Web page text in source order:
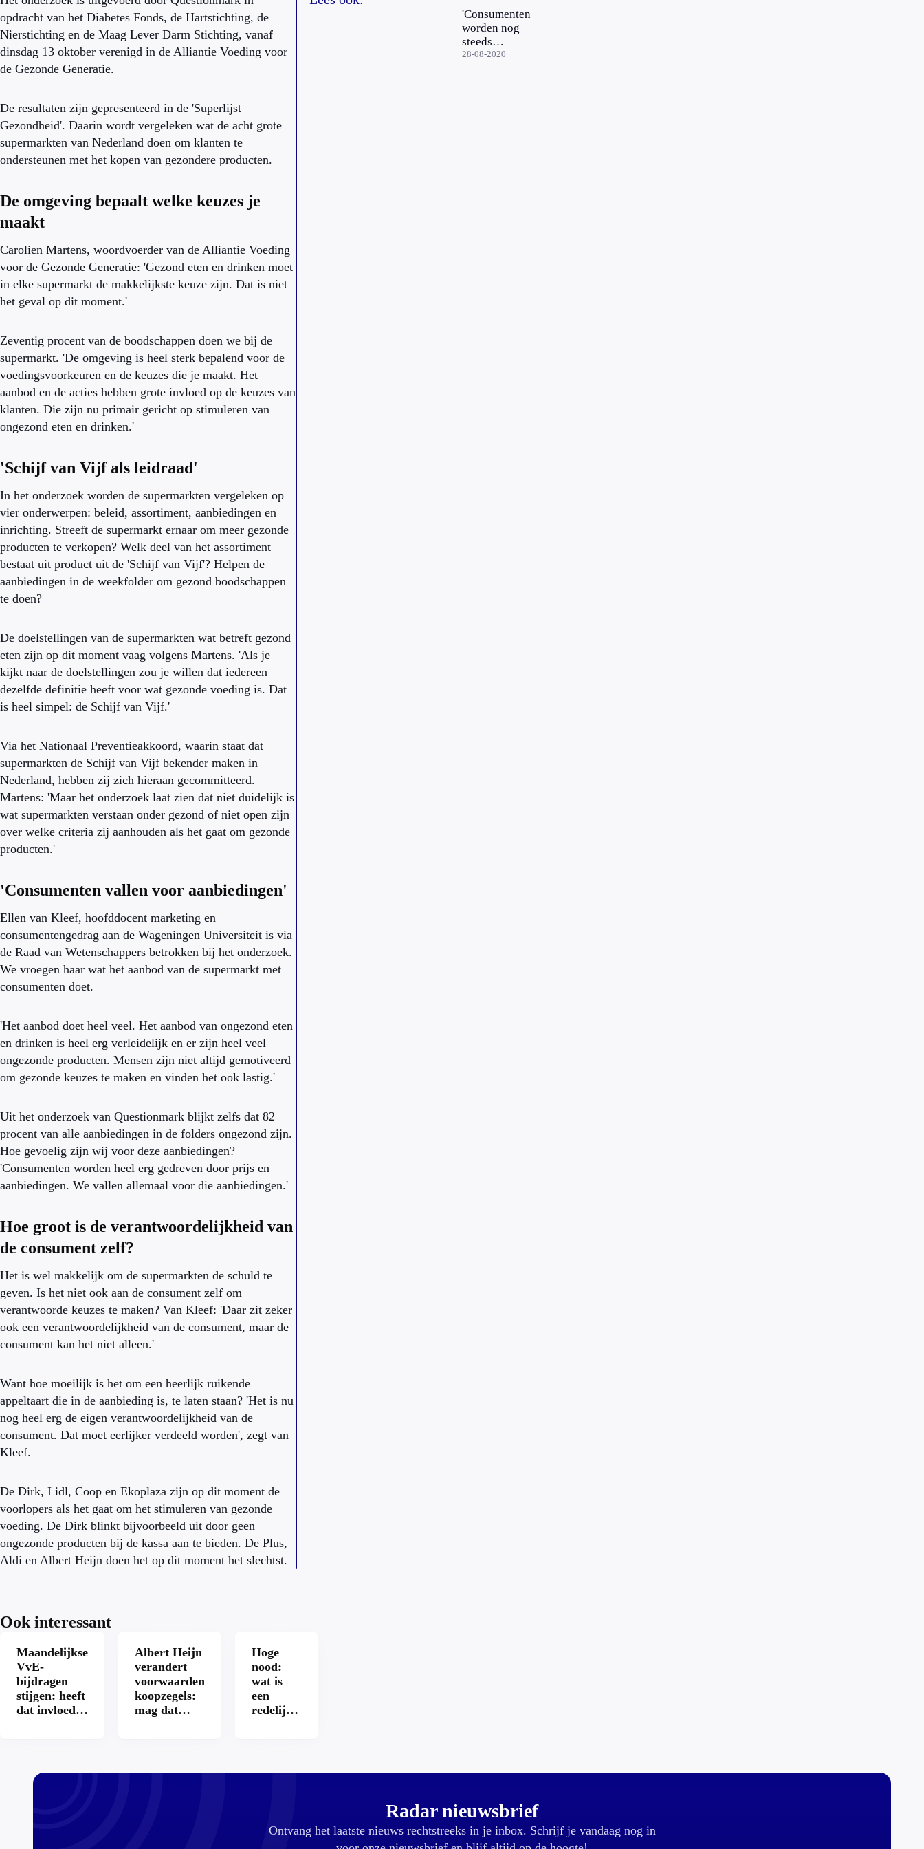
opdracht van het Diabetes Fonds, de Hartstichting, de
Nierstichting en de Maag Lever Darm Stichting, vanaf
dinsdag 13 oktober verenigd in de Alliantie Voeding voor
de Gezonde Generatie.
De resultaten zijn gepresenteerd in de 'Superlijst
Gezondheid'. Daarin wordt vergeleken wat de acht grote
supermarkten van Nederland doen om klanten te
ondersteunen met het kopen van gezondere producten.
De omgeving bepaalt welke keuzes je
maakt
Carolien Martens, woordvoerder van de Alliantie Voeding
voor de Gezonde Generatie: 'Gezond eten en drinken moet
in elke supermarkt de makkelijkste keuze zijn. Dat is niet
het geval op dit moment.'
Zeventig procent van de boodschappen doen we bij de
supermarkt. 'De omgeving is heel sterk bepalend voor de
voedingsvoorkeuren en de keuzes die je maakt. Het
aanbod en de acties hebben grote invloed op de keuzes van
klanten. Die zijn nu primair gericht op stimuleren van
ongezond eten en drinken.'
'Schijf van Vijf als leidraad'
In het onderzoek worden de supermarkten vergeleken op
vier onderwerpen: beleid, assortiment, aanbiedingen en
inrichting. Streeft de supermarkt ernaar om meer gezonde
producten te verkopen? Welk deel van het assortiment
bestaat uit product uit de 'Schijf van Vijf'? Helpen de
aanbiedingen in de weekfolder om gezond boodschappen
te doen?
De doelstellingen van de supermarkten wat betreft gezond
eten zijn op dit moment vaag volgens Martens. 'Als je
kijkt naar de doelstellingen zou je willen dat iedereen
dezelfde definitie heeft voor wat gezonde voeding is. Dat
is heel simpel: de Schijf van Vijf.'
Via het Nationaal Preventieakkoord, waarin staat dat
supermarkten de Schijf van Vijf bekender maken in
Nederland, hebben zij zich hieraan gecommitteerd.
Martens: 'Maar het onderzoek laat zien dat niet duidelijk is
wat supermarkten verstaan onder gezond of niet open zijn
over welke criteria zij aanhouden als het gaat om gezonde
producten.'
'Consumenten vallen voor aanbiedingen'
Ellen van Kleef, hoofddocent marketing en
consumentengedrag aan de Wageningen Universiteit is via
de Raad van Wetenschappers betrokken bij het onderzoek.
We vroegen haar wat het aanbod van de supermarkt met
consumenten doet.
'Het aanbod doet heel veel. Het aanbod van ongezond eten
en drinken is heel erg verleidelijk en er zijn heel veel
ongezonde producten. Mensen zijn niet altijd gemotiveerd
om gezonde keuzes te maken en vinden het ook lastig.'
Uit het onderzoek van Questionmark blijkt zelfs dat 82
procent van alle aanbiedingen in de folders ongezond zijn.
Hoe gevoelig zijn wij voor deze aanbiedingen?
'Consumenten worden heel erg gedreven door prijs en
aanbiedingen. We vallen allemaal voor die aanbiedingen.'
Hoe groot is de verantwoordelijkheid van
de consument zelf?
Het is wel makkelijk om de supermarkten de schuld te
geven. Is het niet ook aan de consument zelf om
verantwoorde keuzes te maken? Van Kleef: 'Daar zit zeker
ook een verantwoordelijkheid van de consument, maar de
consument kan het niet alleen.'
Want hoe moeilijk is het om een heerlijk ruikende
appeltaart die in de aanbieding is, te laten staan? 'Het is nu
nog heel erg de eigen verantwoordelijkheid van de
consument. Dat moet eerlijker verdeeld worden', zegt van
Kleef.
De Dirk, Lidl, Coop en Ekoplaza zijn op dit moment de
voorlopers als het gaat om het stimuleren van gezonde
voeding. De Dirk blinkt bijvoorbeeld uit door geen
ongezonde producten bij de kassa aan te bieden. De Plus,
Aldi en Albert Heijn doen het op dit moment het slechtst.
'Consumenten
worden nog
steeds
bedrogen
28-08-2020
Ook interessant
Maandelijkse
VvE-
bijdragen
stijgen: heeft
dat invloed
Albert Heijn
verandert
voorwaarden
koopzegels:
mag dat
Hoge
nood:
wat is
een
redelijke
Radar nieuwsbrief
Ontvang het laatste nieuws rechtstreeks in je inbox. Schrijf je vandaag nog in